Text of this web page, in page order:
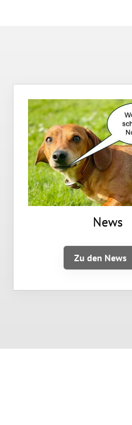
News
Zu den News